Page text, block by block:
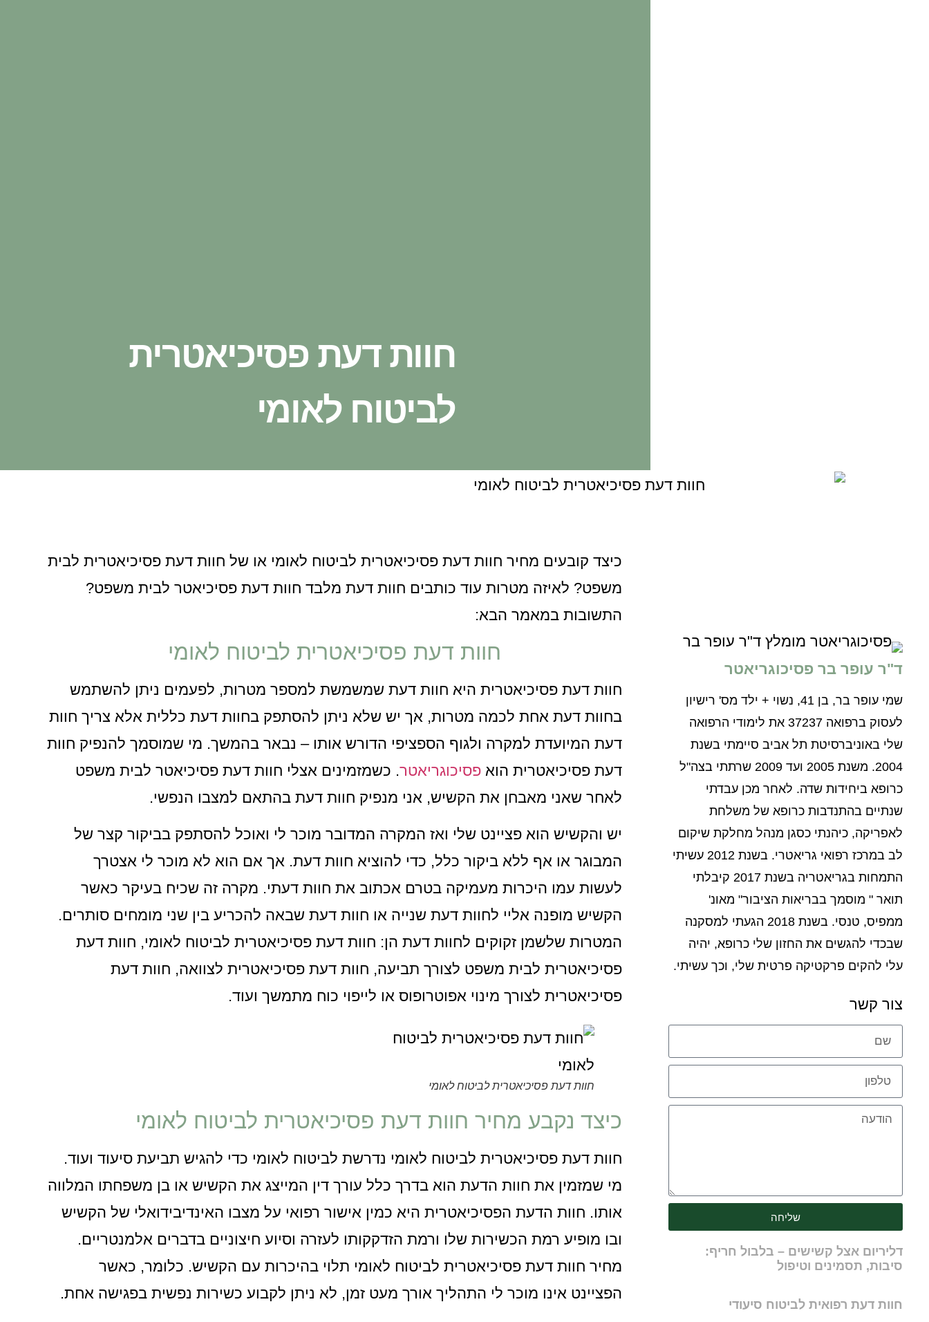
חוות דעת פסיכיאטרית
לביטוח לאומי
ד"ר עופר בר פסיכוגריאטר
שמי עופר בר, בן 41, נשוי + ילד מס' רישיון
לעסוק ברפואה 37237 את לימודי הרפואה
שלי באוניברסיטת תל אביב סיימתי בשנת
2004. משנת 2005 ועד 2009 שרתתי בצה"ל
כרופא ביחידות שדה. לאחר מכן עבדתי
שנתיים בהתנדבות כרופא של משלחת
לאפריקה, כיהנתי כסגן מנהל מחלקת שיקום
לב במרכז רפואי גריאטרי. בשנת 2012 עשיתי
התמחות בגריאטריה בשנת 2017 קיבלתי
תואר " מוסמך בבריאות הציבור" מאונ'
ממפיס, טנסי. בשנת 2018 הגעתי למסקנה
שבכדי להגשים את החזון שלי כרופא, יהיה
עלי להקים פרקטיקה פרטית שלי, וכך עשיתי.
צור קשר
שליחה
דליריום אצל קשישים – בלבול חריף:
סיבות, תסמינים וטיפול
חוות דעת רפואית לביטוח סיעודי
כיצד קובעים מחיר חוות דעת פסיכיאטרית לביטוח לאומי או של חוות דעת פסיכיאטרית לבית
משפט? לאיזה מטרות עוד כותבים חוות דעת מלבד חוות דעת פסיכיאטר לבית משפט?
התשובות במאמר הבא:
חוות דעת פסיכיאטרית לביטוח לאומי
חוות דעת פסיכיאטרית היא חוות דעת שמשמשת למספר מטרות, לפעמים ניתן להשתמש
בחוות דעת אחת לכמה מטרות, אך יש שלא ניתן להסתפק בחוות דעת כללית אלא צריך חוות
דעת המיועדת למקרה ולגוף הספציפי הדורש אותו – נבאר בהמשך. מי שמוסמך להנפיק חוות
דעת פסיכיאטרית הואפסיכוגריאטר. כשמזמינים אצלי חוות דעת פסיכיאטר לבית משפט
לאחר שאני מאבחן את הקשיש, אני מנפיק חוות דעת בהתאם למצבו הנפשי.
יש והקשיש הוא פציינט שלי ואז המקרה המדובר מוכר לי ואוכל להסתפק בביקור קצר של
המבוגר או אף ללא ביקור כלל, כדי להוציא חוות דעת. אך אם הוא לא מוכר לי אצטרך
לעשות עמו היכרות מעמיקה בטרם אכתוב את חוות דעתי. מקרה זה שכיח בעיקר כאשר
הקשיש מופנה אליי לחוות דעת שנייה או חוות דעת שבאה להכריע בין שני מומחים סותרים.
המטרות שלשמן זקוקים לחוות דעת הן: חוות דעת פסיכיאטרית לביטוח לאומי, חוות דעת
פסיכיאטרית לבית משפט לצורך תביעה, חוות דעת פסיכיאטרית לצוואה, חוות דעת
פסיכיאטרית לצורך מינוי אפוטרופוס או לייפוי כוח מתמשך ועוד.
חוות דעת פסיכיאטרית לביטוח לאומי
כיצד נקבע מחיר חוות דעת פסיכיאטרית לביטוח לאומי
חוות דעת פסיכיאטרית לביטוח לאומי נדרשת לביטוח לאומי כדי להגיש תביעת סיעוד ועוד.
מי שמזמין את חוות הדעת הוא בדרך כלל עורך דין המייצג את הקשיש או בן משפחתו המלווה
אותו. חוות הדעת הפסיכיאטרית היא כמין אישור רפואי על מצבו האינדיבידואלי של הקשיש
ובו מופיע רמת הכשירות שלו ורמת הזדקקותו לעזרה וסיוע חיצוניים בדברים אלמנטריים.
מחיר חוות דעת פסיכיאטרית לביטוח לאומי תלוי בהיכרות עם הקשיש. כלומר, כאשר
הפציינט אינו מוכר לי התהליך אורך מעט זמן, לא ניתן לקבוע כשירות נפשית בפגישה אחת.